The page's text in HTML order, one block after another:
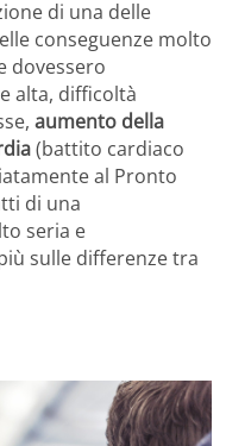
di una delle
conseguenze molto
dovessero
alta, difficoltà
aumento della
(battito cardiaco
al Pronto
di una
seria e
sulle differenze tra